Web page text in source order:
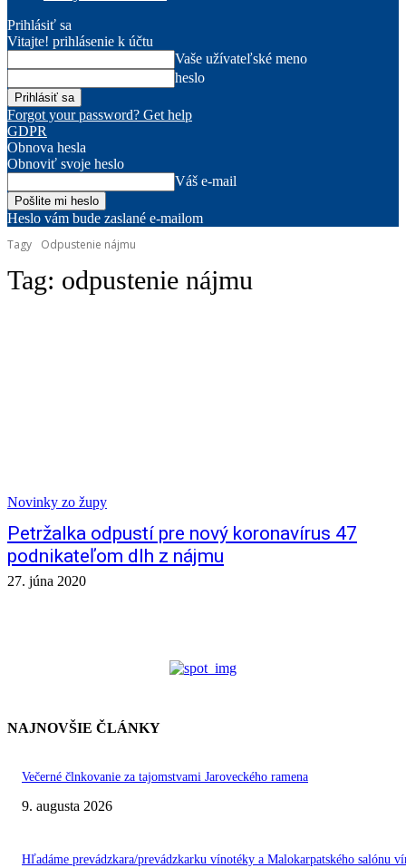
Prihlásiť sa
Vitajte! prihlásenie k účtu
Vaše užívateľské meno
heslo
Forgot your password? Get help
GDPR
Obnova hesla
Obnoviť svoje heslo
Váš e-mail
Heslo vám bude zaslané e-mailom
Tagy
Odpustenie nájmu
Tag: odpustenie nájmu
Novinky zo župy
Petržalka odpustí pre nový koronavírus 47
podnikateľom dlh z nájmu
27. júna 2020
NAJNOVŠIE ČLÁNKY
Večerné člnkovanie za tajomstvami Jaroveckého ramena
9. augusta 2026
Hľadáme prevádzkara/prevádzkarku vínotéky a Malokarpatského salónu